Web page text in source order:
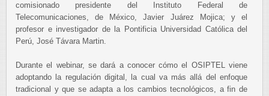
comisionado presidente del Instituto Federal de
Telecomunicaciones, de México, Javier Juárez Mojica; y el
profesor e investigador de la Pontificia Universidad Católica del
Perú, José Távara Martin.
Durante el webinar, se dará a conocer cómo el OSIPTEL viene
adoptando la regulación digital, la cual va más allá del enfoque
tradicional y que se adapta a los cambios tecnológicos, a fin de